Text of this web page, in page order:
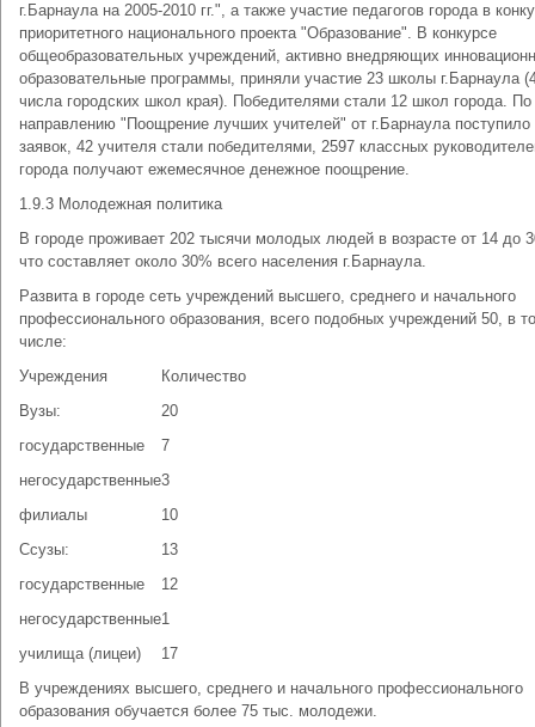
г.Барнаула на 2005-2010 гг.", а также участие педагогов города в
приоритетного национального проекта "Образование". В конкурсе
общеобразовательных учреждений, активно внедряющих
образовательные программы, приняли участие 23 школы г.Барнаула
числа городских школ края). Победителями стали 12 школ города. По
направлению "Поощрение лучших учителей" от г.Барнаула поступило
заявок, 42 учителя стали победителями, 2597 классных
города получают ежемесячное денежное поощрение.
1.9.3 Молодежная политика
В городе проживает 202 тысячи молодых людей в возрасте от 14 до
что составляет около 30% всего населения г.Барнаула.
Развита в городе сеть учреждений высшего, среднего и начального
профессионального образования, всего подобных учреждений 50, в
числе:
Учреждения
Количество
Вузы:
20
государственные
7
негосударственные3
филиалы
10
Ссузы:
13
государственные
12
негосударственные1
училища (лицеи)
17
В учреждениях высшего, среднего и начального профессионального
образования обучается более 75 тыс. молодежи.